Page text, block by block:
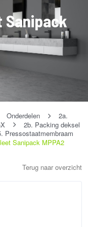
Sanipack
Onderdelen
2a.
2b. Packing deksel
Pressostaatmembraam
Sanipack MPPA2
Terug naar overzicht